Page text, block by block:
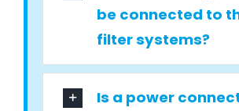
be connected to
filter systems?
Is a power